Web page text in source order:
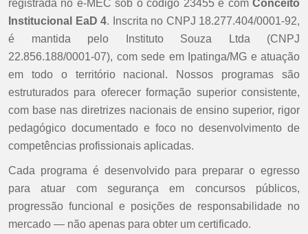
registrada no e-MEC sob o código 23455 e com Conceito
Institucional EaD 4. Inscrita no CNPJ 18.277.404/0001-92,
é mantida pelo Instituto Souza Ltda (CNPJ
22.856.188/0001-07), com sede em Ipatinga/MG e atuação
em todo o território nacional. Nossos programas são
estruturados para oferecer formação superior consistente,
com base nas diretrizes nacionais de ensino superior, rigor
pedagógico documentado e foco no desenvolvimento de
competências profissionais aplicadas.
Cada programa é desenvolvido para preparar o egresso
para atuar com segurança em concursos públicos,
progressão funcional e posições de responsabilidade no
mercado — não apenas para obter um certificado.